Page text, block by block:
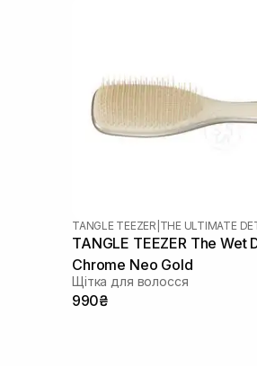
TANGLE TEEZER THE ULTIMATE
TANGLE TEEZER The Wet
Chrome Neo Gold
Щітка для волосся
990₴